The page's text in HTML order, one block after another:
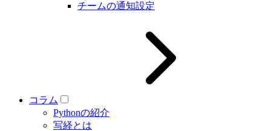
チームの通知設定
コラム
Pythonの紹介
写経とは